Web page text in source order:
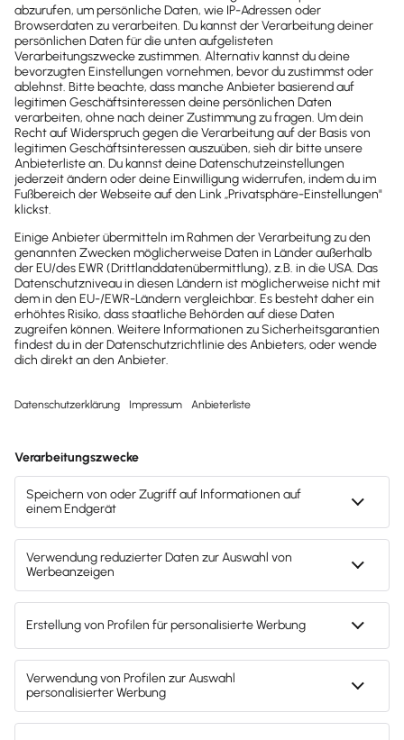
Mach dir
Selbstständigkeit
einfach
Rechnungen, Buchhaltung, Steuern:
Lexware übernimmt das für dich.
Automatisiert, rechtssicher, einfach.
Damit du dich auf das konzentrierst,
hast.Perfekt für Selbstständige,
Gründer und kleine Teams.
Preise ansehen
Mach's dir leicht und gib deinem Business den
entscheidenden Push – mit unserer Software für
Buchhaltung & Lohn.
Lösungen